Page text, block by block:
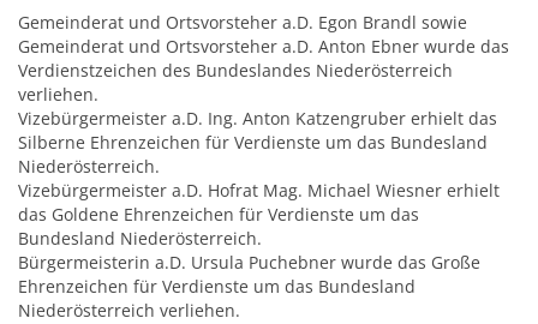
Gemeinderat und Ortsvorsteher a.D. Egon Brandl sowie
Gemeinderat und Ortsvorsteher a.D. Anton Ebner wurde das
Verdienstzeichen des Bundeslandes Niederösterreich
verliehen.
Vizebürgermeister a.D. Ing. Anton Katzengruber erhielt das
Silberne Ehrenzeichen für Verdienste um das Bundesland
Niederösterreich.
Vizebürgermeister a.D. Hofrat Mag. Michael Wiesner erhielt
das Goldene Ehrenzeichen für Verdienste um das
Bundesland Niederösterreich.
Bürgermeisterin a.D. Ursula Puchebner wurde das Große
Ehrenzeichen für Verdienste um das Bundesland
Niederösterreich verliehen.